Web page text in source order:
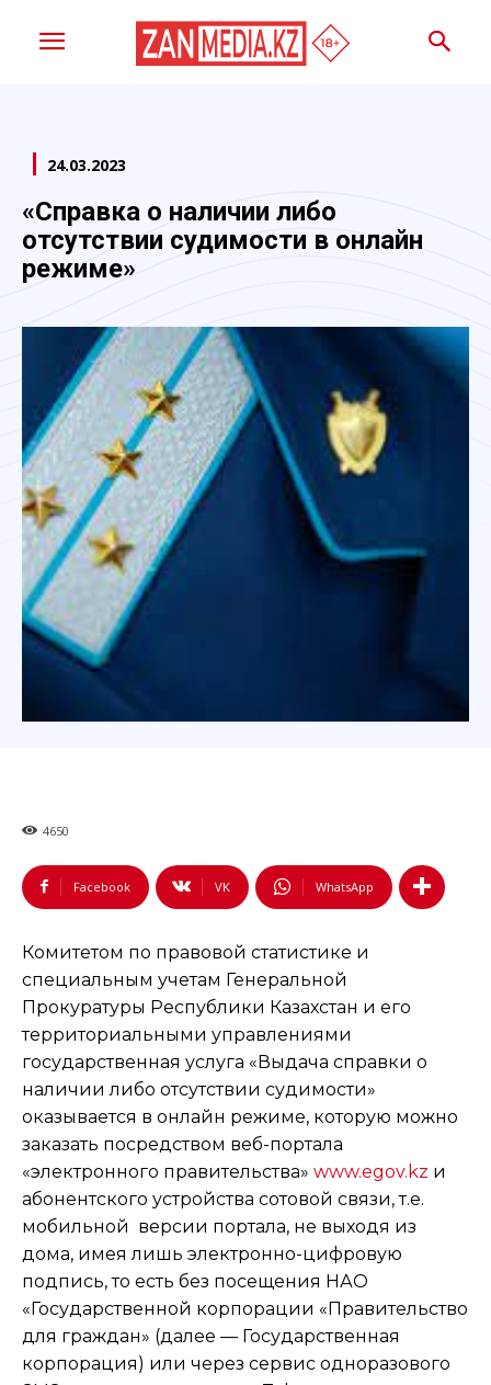
24.03.2023
«Справка о наличии либо
отсутствии судимости в онлайн
режиме»
4650
Facebook VK WhatsApp
Комитетом по правовой статистике и
специальным учетам Генеральной
Прокуратуры Республики Казахстан и его
территориальными управлениями
государственная услуга «Выдача справки о
наличии либо отсутствии судимости»
оказывается в онлайн режиме, которую можно
заказать посредством веб-портала
«электронного правительства» www.egov.kz и
абонентского устройства сотовой связи, т.е.
мобильной версии портала, не выходя из
дома, имея лишь электронно-цифровую
подпись, то есть без посещения НАО
«Государственной корпорации «Правительство
для граждан» (далее — Государственная
корпорация) или через сервис одноразового